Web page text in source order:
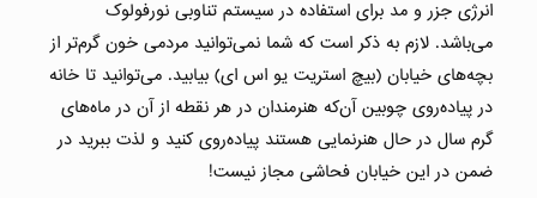
انرژی جزر و مد برای استفاده در سیستم تناوبی نورفولوک
می‌باشد. لازم به ذکر است که شما نمی‌توانید مردمی خون گرم‌تر از
بچه‌های خیابان (بیچ استریت یو اس ای) بیابید. می‌توانید تا خانه
در پیاده‌روی چوبین آن‌که هنرمندان در هر نقطه از آن در ماه‌های
گرم سال در حال هنرنمایی هستند پیاده‌روی کنید و لذت ببرید در
ضمن در این خیابان فحاشی مجاز نیست!